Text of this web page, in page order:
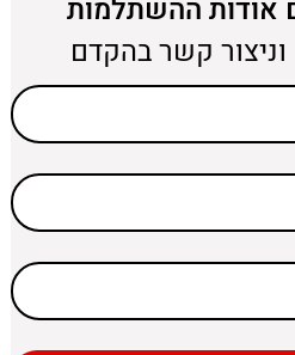
אודות ההשתלמות
קשר בהקדם